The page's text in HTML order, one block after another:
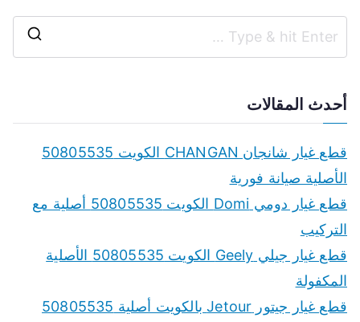
r
أحدث المقالات
قطع غيار شانجان CHANGAN الكويت 50805535
الأصلية صيانة فورية
قطع غيار دومي Domi الكويت 50805535 أصلية مع
التركيب
قطع غيار جيلي Geely الكويت 50805535 الأصلية
المكفولة
قطع غيار جيتور Jetour بالكويت أصلية 50805535